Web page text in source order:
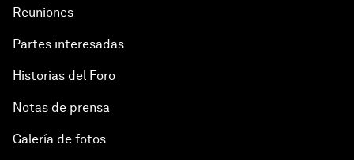
Reuniones
Partes interesadas
Historias del Foro
Notas de prensa
Galería de fotos